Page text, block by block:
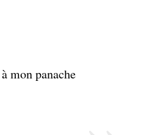
mon panache